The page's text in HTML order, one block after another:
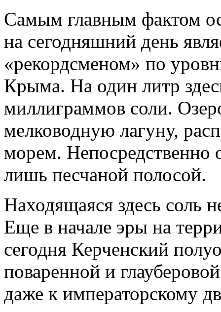
Самым главным фактом
на сегодняшний день
«рекордсменом» по
Крыма. На один литр
миллиграммов соли.
мелководную лагуну,
морем. Непосредственно
лишь песчаной полосой.
Находящаяся здесь соль
Еще в начале эры на
сегодня Керченский
поваренной и
даже к императорскому